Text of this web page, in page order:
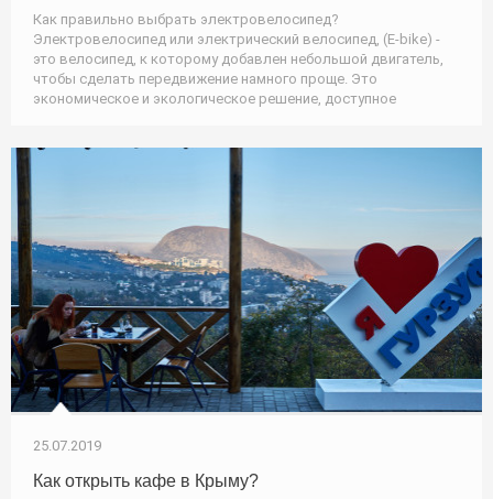
Как правильно выбрать электровелосипед?
Электровелосипед или электрический велосипед, (E-bike) -
это велосипед, к которому добавлен небольшой двигатель,
чтобы сделать передвижение намного проще. Это
экономическое и экологическое решение, доступное
25.07.2019
Как открыть кафе в Крыму?